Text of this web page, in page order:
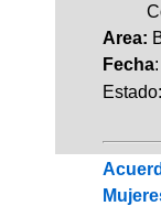
Area:
Fecha
Estado: